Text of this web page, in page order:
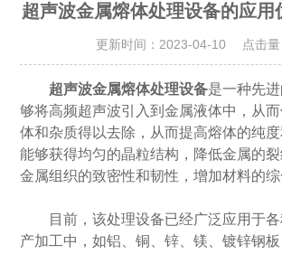
超声波金属熔体处理设备的应用
更新时间：2023-04-10 点击量
超声波金属熔体处理设备是一种先
够将高频超声波引入到金属液体中，从
体和杂质得以去除，从而提高熔体的纯
能够获得均匀的晶粒结构，降低金属的
金属组织的致密性和韧性，增加材料的综
目前，该处理设备已经广泛应用于各
产加工中，如铝、铜、锌、镁、镀锌钢